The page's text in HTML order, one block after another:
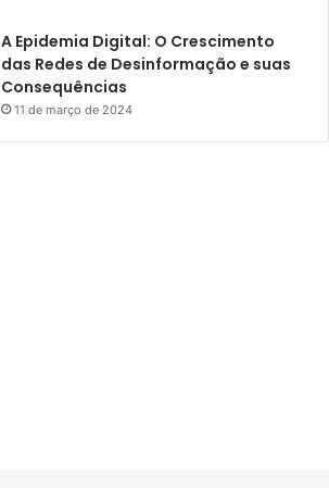
A Epidemia Digital: O Crescimento
das Redes de Desinformação e suas
Consequências
11 de março de 2024